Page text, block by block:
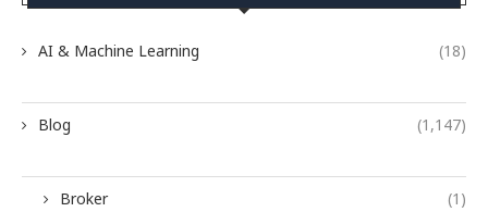
AI & Machine Learning (18)
Blog (1,147)
Broker (1)